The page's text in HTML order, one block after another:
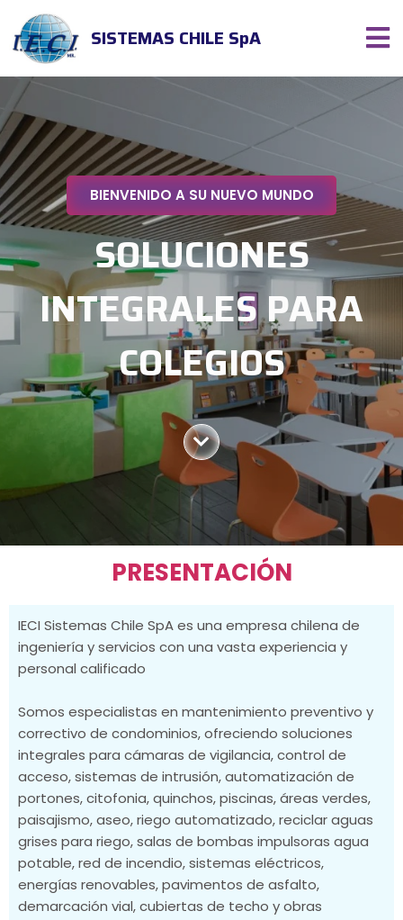
SISTEMAS CHILE SpA
BIENVENIDO A SU NUEVO MUNDO
SOLUCIONES
INTEGRALES PARA
COLEGIOS
PRESENTACIÓN
IECI Sistemas Chile SpA es una empresa chilena de
ingeniería y servicios con una vasta experiencia y
personal calificado
Somos especialistas en mantenimiento preventivo y
correctivo de condominios, ofreciendo soluciones
integrales para cámaras de vigilancia, control de
acceso, sistemas de intrusión, automatización de
portones, citofonia, quinchos, piscinas, áreas verdes,
paisajismo, aseo, riego automatizado, reciclar aguas
grises para riego, salas de bombas impulsoras agua
potable, red de incendio, sistemas eléctricos,
energías renovables, pavimentos de asfalto,
demarcación vial, cubiertas de techo y obras